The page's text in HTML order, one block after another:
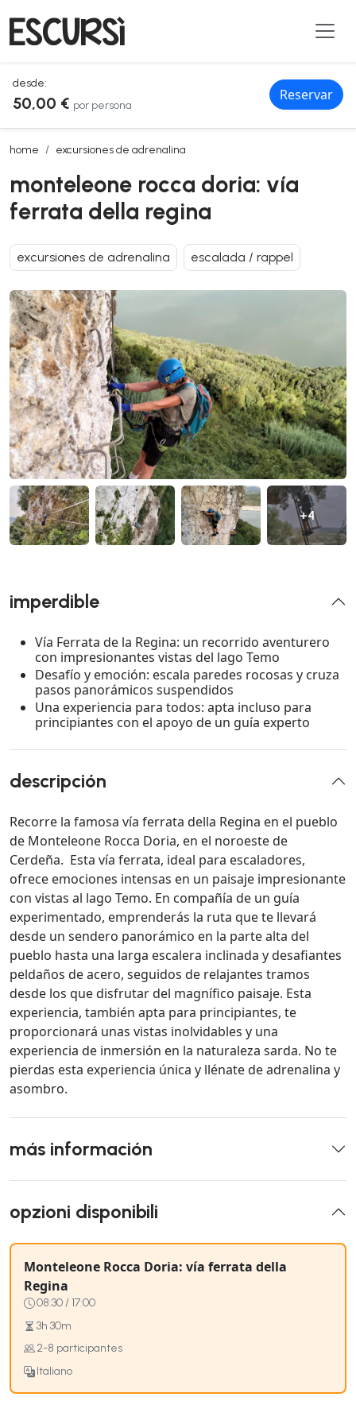
desde:
50,00 € por persona
Reservar
home excursiones de adrenalina
monteleone rocca doria: vía ferrata della regina
monteleone rocca doria: vía
ferrata della regina
excursiones de adrenalina escalada / rappel
+4
imperdible
Vía Ferrata de la Regina: un recorrido aventurero
con impresionantes vistas del lago Temo
Desafío y emoción: escala paredes rocosas y cruza
pasos panorámicos suspendidos
Una experiencia para todos: apta incluso para
principiantes con el apoyo de un guía experto
descripción
Recorre la famosa vía ferrata della Regina en el pueblo
de Monteleone Rocca Doria, en el noroeste de
Cerdeña. Esta vía ferrata, ideal para escaladores,
ofrece emociones intensas en un paisaje impresionante
con vistas al lago Temo. En compañía de un guía
experimentado, emprenderás la ruta que te llevará
desde un sendero panorámico en la parte alta del
pueblo hasta una larga escalera inclinada y desafiantes
peldaños de acero, seguidos de relajantes tramos
desde los que disfrutar del magnífico paisaje. Esta
experiencia, también apta para principiantes, te
proporcionará unas vistas inolvidables y una
experiencia de inmersión en la naturaleza sarda. No te
pierdas esta experiencia única y llénate de adrenalina y
asombro.
más información
opzioni disponibili
Monteleone Rocca Doria: vía ferrata della
Regina
08:30 / 17:00
3h 30m
2-8 participantes
Italiano